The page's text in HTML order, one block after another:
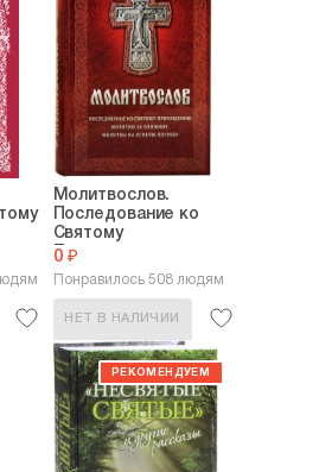
Молитвослов.
Последование ко
Святому
Причащению....
0 ₽
Понравилось 508 людям
НЕТ В НАЛИЧИИ